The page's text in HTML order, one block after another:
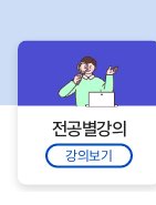
전공별강의
강의보기